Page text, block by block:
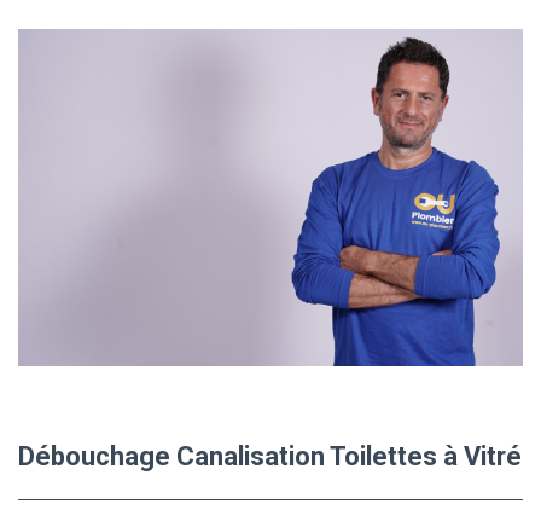
Débouchage Canalisation Toilettes à Vitré